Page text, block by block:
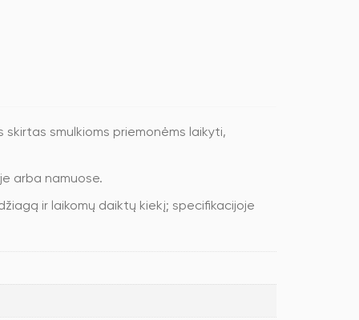
smulkioms priemonėms laikyti,
arba namuose.
ir laikomų daiktų kiekį; specifikacijoje